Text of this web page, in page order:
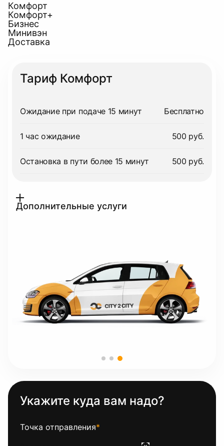
Комфорт
Комфорт+
Бизнес
Минивэн
Доставка
Тариф Комфорт
Ожидание при подаче 15 минут Бесплатно
1 час ожидание 500 руб.
Остановка в пути более 15 минут 500 руб.
Дополнительные услуги
Укажите куда вам надо?
Точка отправления*